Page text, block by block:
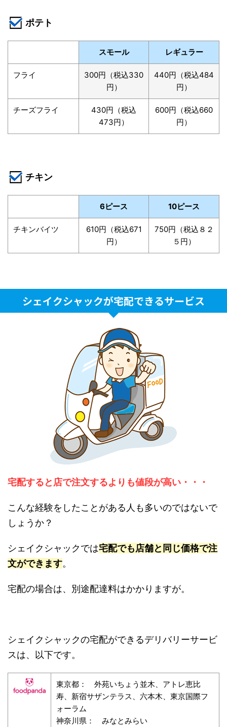
ポテト
スモール レギュラー
フライ
300円（税込330
円）
440円（税込484
円）
チーズフライ
430円（税込
473円）
600円（税込660
円）
チキン
6ピース 10ピース
チキンバイツ
610円（税込671
円）
750円（税込８２
５円）
シェイクシャックが宅配できるサービス
宅配すると店で注文するよりも値段が高い・・・
こんな経験をしたことがある人も多いのではないで
しょうか？
シェイクシャックでは宅配でも店舗と同じ価格で注
文ができます。
宅配の場合は、別途配達料はかかりますが。
シェイクシャックの宅配ができるデリバリーサービ
スは、以下です。
東京都： 外苑いちょう並木、アトレ恵比
寿、新宿サザンテラス、六本木、東京国際フ
ォーラム
神奈川県： みなとみらい